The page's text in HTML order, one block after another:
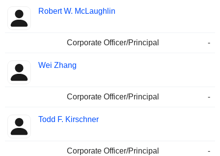
Robert W. McLaughlin
Corporate Officer/Principal -
Wei Zhang
Corporate Officer/Principal -
Todd F. Kirschner
Corporate Officer/Principal -